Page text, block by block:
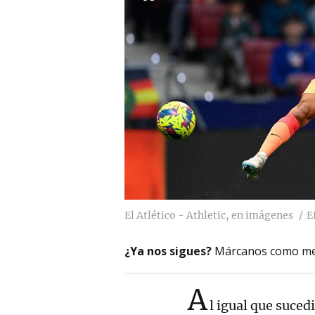
El Atlético - Athletic, en imágenes
¿Ya nos sigues? Márcanos como
Al igual que